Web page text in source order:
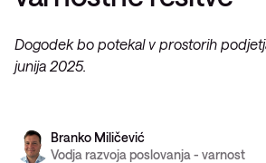
Dogodek bo potekal v prostorih
junija 2025.
Branko Miličević
Vodja razvoja poslovanja - varnost